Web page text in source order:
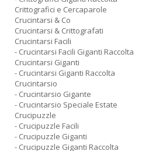
Crittografici e Cercaparole
Crucintarsi & Co
Crucintarsi & Crittografati
Crucintarsi Facili
- Crucintarsi Facili Giganti Raccolta
Crucintarsi Giganti
- Crucintarsi Giganti Raccolta
Crucintarsio
- Crucintarsio Gigante
- Crucintarsio Speciale Estate
Crucipuzzle
- Crucipuzzle Facili
- Crucipuzzle Giganti
- Crucipuzzle Giganti Raccolta